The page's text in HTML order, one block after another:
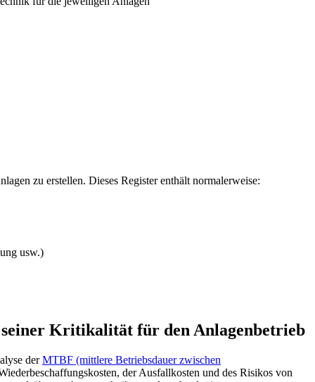
zu erstellen. Dieses Register enthält normalerweise:
usw.)
seiner Kritikalität für den Anlagenbetrieb
derMTBF (mittlere Betriebsdauer zwischen
der Ausfallkosten und des Risikos von